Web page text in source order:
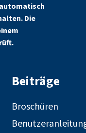
Die
Beiträge
Broschüren